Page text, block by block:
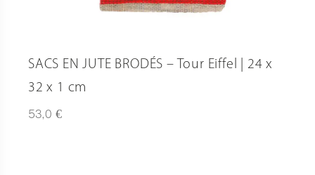
SACS EN JUTE BRODÉS – Tour Eiffel | 24 x
32 x 1 cm
53,0 €